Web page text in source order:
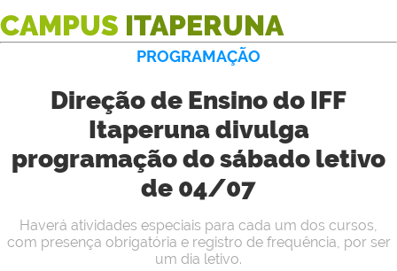
CAMPUS ITAPERUNA
PROGRAMAÇÃO
Direção de Ensino do IFF
Itaperuna divulga
programação do sábado letivo
de 04/07
Haverá atividades especiais para cada um dos cursos,
com presença obrigatória e registro de frequência, por ser
um dia letivo.